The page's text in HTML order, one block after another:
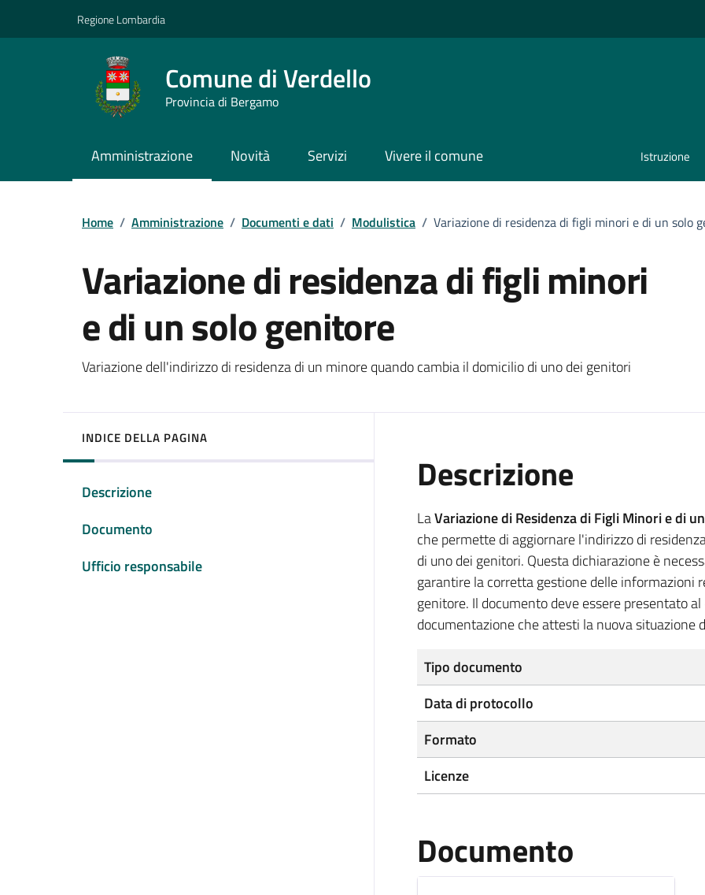
Regione Lombardia
Comune di Verdello
Provincia di Bergamo
Amministrazione Novità Servizi Vivere il comune Istruzione
Dettagli del documento
Home / Amministrazione / Documenti e dati / Modulistica / Variazione di residenza di figli minori e di un solo
Variazione di residenza di figli minori
e di un solo genitore
Variazione dell'indirizzo di residenza di un minore quando cambia il domicilio di uno dei genitori
INDICE DELLA PAGINA
Descrizione
Documento
Ufficio responsabile
Descrizione
LaVariazione di Residenza di Figli Minori e di
che permette di aggiornare l'indirizzo di
di uno dei genitori. Questa dichiarazione è
garantire la corretta gestione delle informazioni
genitore. Il documento deve essere presentato
documentazione che attesti la nuova situazione
Tipo documento
Data di protocollo
Formato
Licenze
Documento